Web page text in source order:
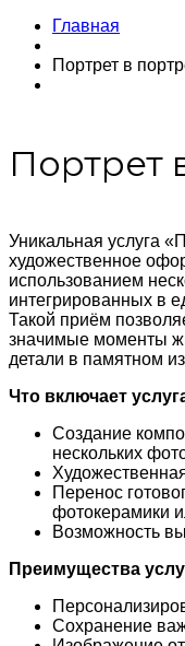
Главная
Портрет в
Портрет
Уникальная услуга
художественное
использованием
интегрированных в
Такой приём
значимые моменты
детали в памятном
Что включает
Создание
нескольких
Перенос
фотокерамики
Возможность
Преимущества
Сохранение